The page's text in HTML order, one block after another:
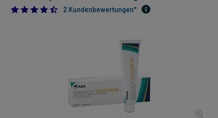
4.5
2 Kundenbewertungen*